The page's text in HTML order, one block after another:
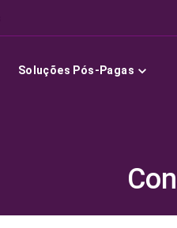
Soluções Pós-Pagas